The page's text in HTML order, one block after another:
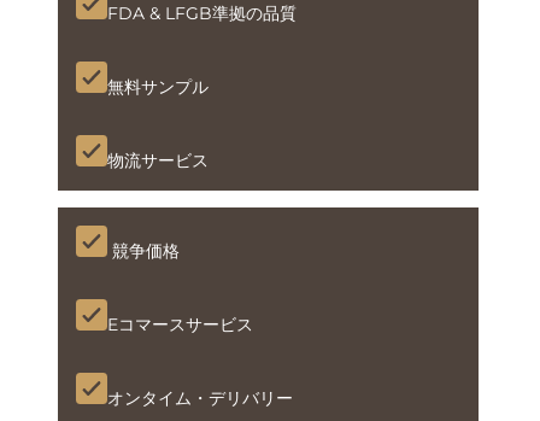
FDA & LFGB準拠の品質
無料サンプル
物流サービス
競争価格
Eコマースサービス
オンタイム・デリバリー